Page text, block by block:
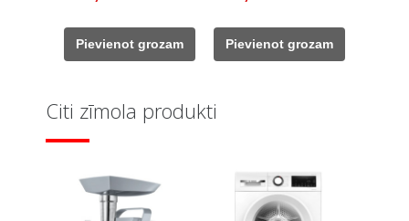
was:
530,00 €.
430,00 €.
Pievienot grozam
was:
452,00 €.
309,00 €.
Pievienot grozam
Citi zīmola produkti